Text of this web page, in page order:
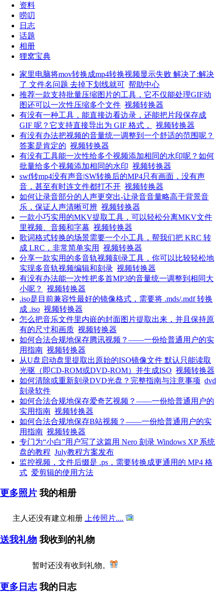
资料
唠叨
日志
话题
相册
狸窝宝典
家里电脑将mov转换成mp4转换视频显示失败 解决了:解决
了 文件名问题 去掉下划线就可 帮助中心
推荐一款支持批量压缩图片的工具，它不仅能处理GIF动
图还可以一次性压缩多个文件 视频转换器
有没有一种工具，能直接边看边录，还能把片段保存成
GIF 呢？它支持直接导出为 GIF 格式，
视频转换器
有没有办法把视频的音量统一调整到一个舒适的范围呢？
答案是肯定的 视频转换器
有没有工具能一次性给多个视频添加相同的水印呢？如何
批量给多个视频添加相同的水印 视频转换器
swf转mp4没有声音|SW转换后的MP4只有画面，没有声
音，甚至有时连文件都打不开 视频转换器
如何让录音部分的人声更突出-让录音音量略高于背景音
乐，保证人声清晰可辨 视频转换器
一款小巧实用的MKV提取工具，可以轻松分离MKV文件
里视频、音频和字幕 视频转换器
歌词格式转换的场景需要一个小工具，帮我们把 KRC 转
成 LRC，非常简单实用
视频转换器
分享一款实用的多音轨视频刻录工具，你可以比较轻松地
实现多音轨视频编辑和刻录 视频转换器
有没有办法能一次性把多首MP3的音量统一调整到相同大
小呢？
视频转换器
.iso是目前兼容性最好的镜像格式，需要将 .mds/.mdf 转换
成 .iso 视频转换器
怎么把音乐文件里内嵌的封面图片提取出来，并且保持原
有的尺寸和画质 视频转换器
如何合法合规地保存腾讯视频？——一份给普通用户的实
用指南 视频转换器
从U盘启动盘里提取出原始的ISO镜像文件 默认只能读取
光驱（即CD-ROM或DVD-ROM）并生成ISO 视频转换器
如何清除或重新刻录DVD光盘？完整指南与注意事项 dvd
刻录软件
如何合法合规地保存爱奇艺视频？——一份给普通用户的
实用指南 视频转换器
如何合法合规地保存B站视频？——一份给普通用户的实
用指南 视频转换器
专门为“小白”用户写了这篇用 Nero 刻录 Windows XP 系统
盘的教程 July教程方案发布
监控视频，文件后缀是 .ps，需要转换成更通用的 MP4 格
式 爱剪辑的使用方法
更多照片 我的相册
主人还没有建立相册 上传照片....
送我礼物 我收到的礼物
暂时还没有收到礼物。
更多日志 我的日志